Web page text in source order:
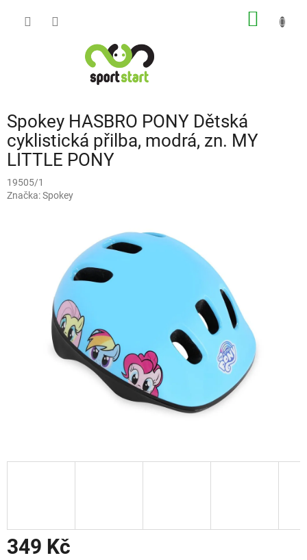
Spokey HASBRO PONY Dětská
cyklistická přilba, modrá, zn. MY
LITTLE PONY
19505/1
Značka:Spokey
349 Kč